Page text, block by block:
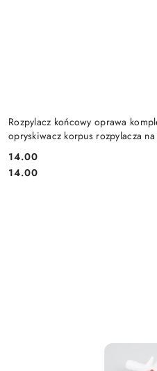
Rozpylacz końcowy oprawa
opryskiwacz korpus rozpylacza
Cena:
14.00
Cena:
14.00